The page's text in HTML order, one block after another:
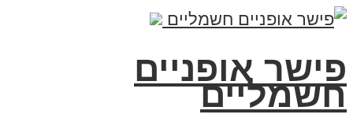
פישר אופניים
חשמליים